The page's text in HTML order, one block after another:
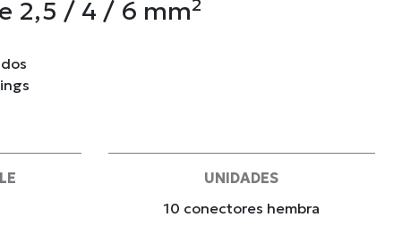
2,5 / 4 / 6 mm²
UNIDADES
10 conectores hembra